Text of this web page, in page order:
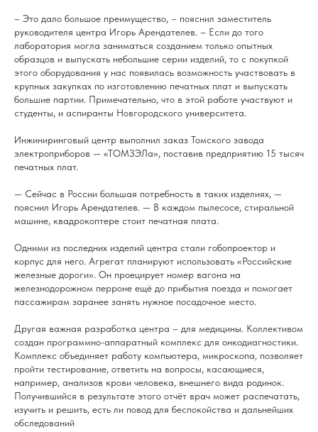
– Это дало большое преимущество, – пояснил заместитель
руководителя центра Игорь Арендателев. – Если до того
лаборатория могла заниматься созданием только опытных
образцов и выпускать небольшие серии изделий, то с покупкой
этого оборудования у нас появилась возможность участвовать в
крупных закупках по изготовлению печатных плат и выпускать
большие партии. Примечательно, что в этой работе участвуют и
студенты, и аспиранты Новгородского университета.
Инжиниринговый центр выполнил заказ Томского завода
электроприборов — «ТОМЗЭЛа», поставив предприятию 15 тысяч
печатных плат.
— Сейчас в России большая потребность в таких изделиях, —
пояснил Игорь Арендателев. — В каждом пылесосе, стиральной
машине, квадрокоптере стоит печатная плата.
Одними из последних изделий центра стали гобопроектор и
корпус для него. Агрегат планируют использовать «Российские
железные дороги». Он проецирует номер вагона на
железнодорожном перроне ещё до прибытия поезда и помогает
пассажирам заранее занять нужное посадочное место.
Другая важная разработка центра – для медицины. Коллективом
создан программно-аппаратный комплекс для онкодиагностики.
Комплекс объединяет работу компьютера, микроскопа, позволяет
пройти тестирование, ответить на вопросы, касающиеся,
например, анализов крови человека, внешнего вида родинок.
Получившийся в результате этого отчёт врач может распечатать,
изучить и решить, есть ли повод для беспокойства и дальнейших
обследований